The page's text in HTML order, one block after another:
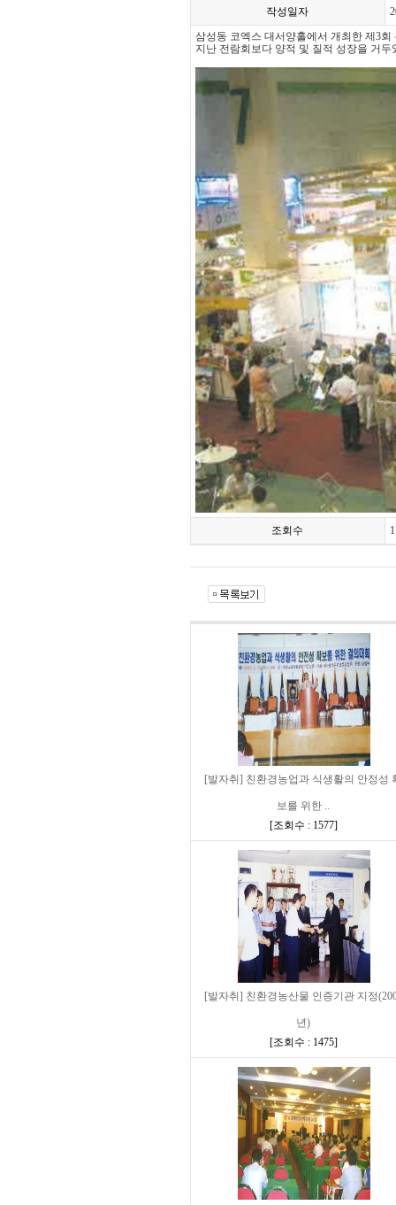
작성일자
삼성동 코엑스 대서양홀에서 개최한 제3
지난 전람회보다 양적 및 질적 성장을 거두
조회수
[발자취] 친환경농업과 식생활의 안정성
보를 위한 ..
[조회수 : 1577]
[발자취] 친환경농산물 인증기관 지정
년)
[조회수 : 1475]